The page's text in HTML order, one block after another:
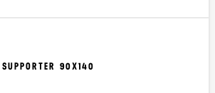
90X140